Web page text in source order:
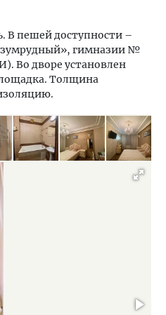
В пешей доступности –
гимназии №
Во дворе установлен
Толщина